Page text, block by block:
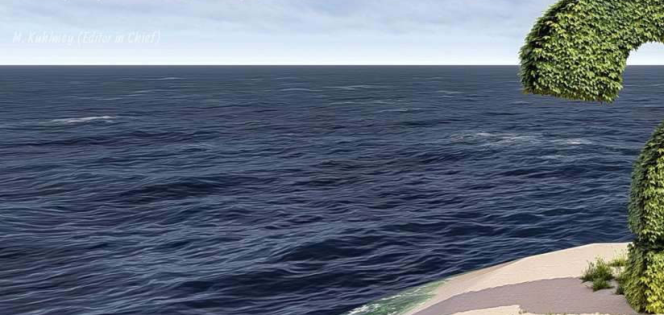
M. Kuhlmey (Editor in Chief)